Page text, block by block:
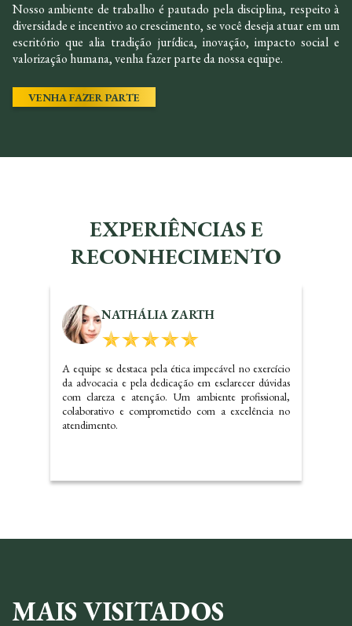
Nosso ambiente de trabalho é pautado pela disciplina, respeito à
diversidade e incentivo ao crescimento, se você deseja atuar em um
escritório que alia tradição jurídica, inovação, impacto social e
valorização humana, venha fazer parte da nossa equipe.
VENHA FAZER PARTE
EXPERIÊNCIAS E
RECONHECIMENTO
KALINE SANTOS
Dr. Carlos realizou um ótimo trabalho referente a
questões imobiliárias, com certeza irei indicar o
escritório e precisando voltarei a contatar os serviços do
mesmo.
MAIS VISITADOS